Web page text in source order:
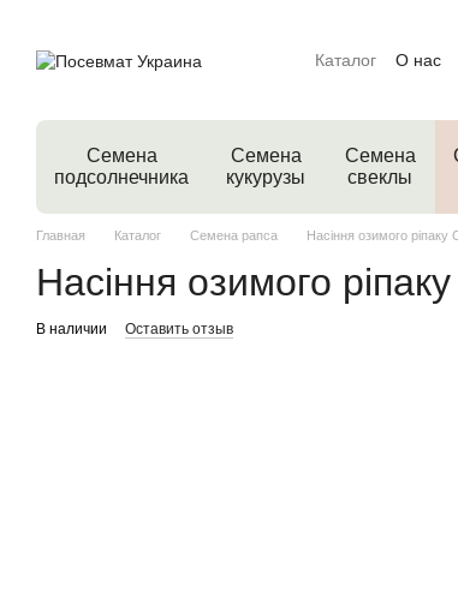
Каталог О нас
Семена
подсолнечника
Семена
кукурузы
Семена
свеклы
Главная Каталог Семена рапса Насіння озимого ріпаку
Насіння озимого
В наличии Оставить отзыв